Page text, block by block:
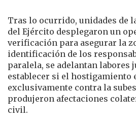
Tras lo ocurrido, unidades de
del Ejército desplegaron un
verificación para asegurar la
identificación de los
paralela, se adelantan labores
establecer si el hostigamiento
exclusivamente contra la
produjeron afectaciones
civil.